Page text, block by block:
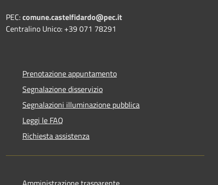
PEC:comune.castelfidardo@pec.it
Centralino Unico: +39 071 78291
Prenotazione appuntamento
Segnalazione disservizio
Segnalazioni illuminazione pubblica
Leggi le FAQ
Richiesta assistenza